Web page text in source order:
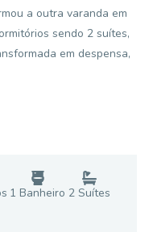
a outra varanda em
sendo 2 suítes,
em despensa,
s 1 Banheiro 2Suítes